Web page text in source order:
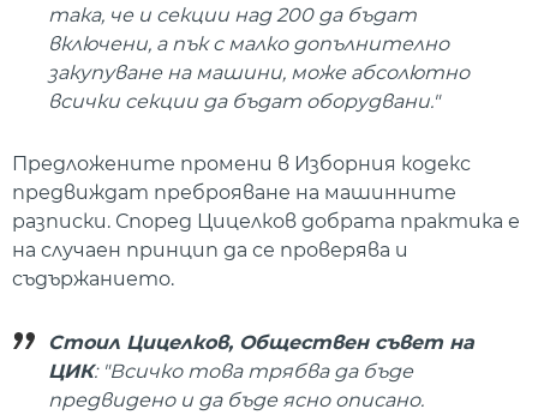
така, че и секции над 200 да бъдат
включени, а пък с малко допълнително
закупуване на машини, може абсолютно
всички секции да бъдат оборудвани."
Предложените промени в Изборния кодекс
предвиждат преброяване на машинните
разписки. Според Цицелков добрата практика е
на случаен принцип да се проверява и
съдържанието.
Стоил Цицелков, Обществен съвет на
ЦИК: "Всичко това трябва да бъде
предвидено и да бъде ясно описано.